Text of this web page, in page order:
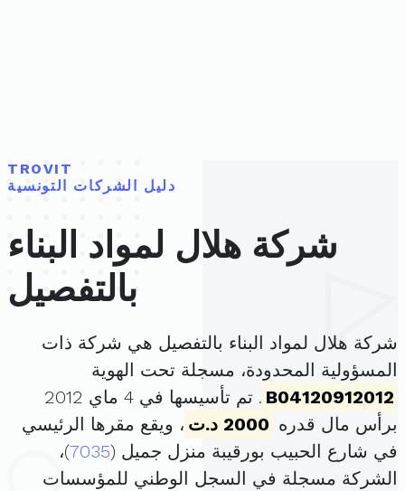
TROVIT
دليل الشركات التونسية
شركة هلال لمواد البناء
بالتفصيل
شركة هلال لمواد البناء بالتفصيل هي شركة ذات
المسؤولية المحدودة، مسجلة تحت الهوية
B04120912012
. تم تأسيسها في 4 ماي 2012
برأس مال قدره 2000 د.ت
، ويقع مقرها الرئيسي
في شارع الحبيب بورقيبة منزل جميل (7035)،
الشركة مسجلة في السجل الوطني للمؤسسات